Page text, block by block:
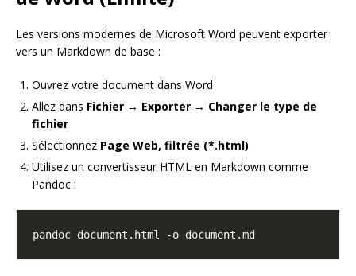
Les versions modernes de Microsoft Word peuvent exporter
vers un Markdown de base :
Ouvrez votre document dans Word
Allez dans Fichier → Exporter → Changer le type de
fichier
Sélectionnez Page Web, filtrée (*.html)
Utilisez un convertisseur HTML en Markdown comme
Pandoc :